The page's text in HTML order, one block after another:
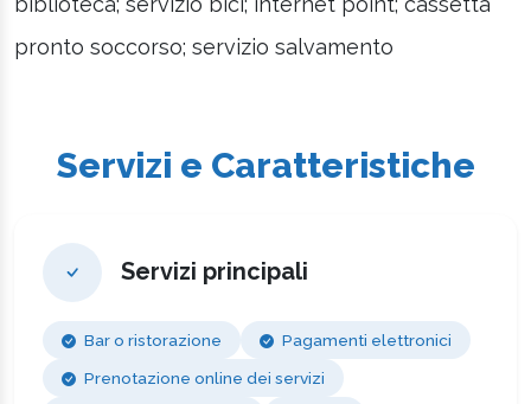
pronto soccorso; servizio salvamento
Servizi e Caratteristiche
Servizi principali
Bar o ristorazione
Pagamenti elettronici
Prenotazione online dei servizi